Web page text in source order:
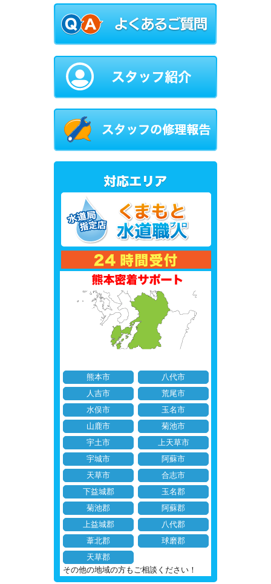
熊本市
八代市
人吉市
荒尾市
水俣市
玉名市
山鹿市
菊池市
宇土市
上天草市
宇城市
阿蘇市
天草市
合志市
下益城郡
玉名郡
菊池郡
阿蘇郡
上益城郡
八代郡
葦北郡
球磨郡
天草郡
その他の地域の方もご相談ください！